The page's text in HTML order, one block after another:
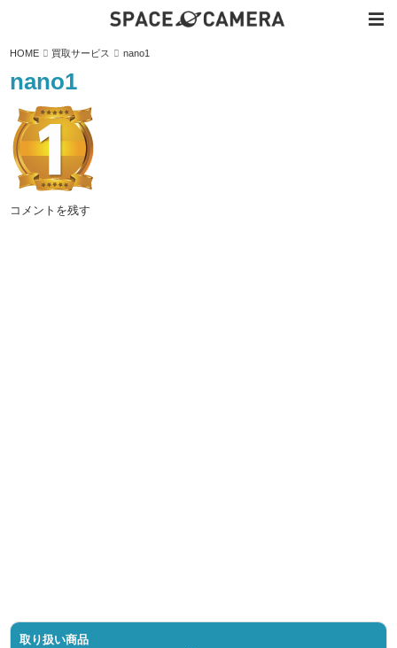
HOME 買取サービス nano1
nano1
コメントを残す
取り扱い商品